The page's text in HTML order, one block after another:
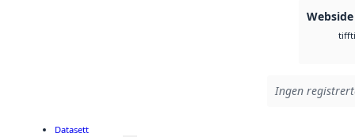
Webside
tiff
Ingen
Datasett